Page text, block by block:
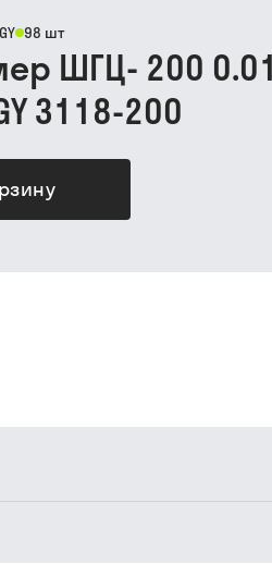
98 шт
ШГЦ- 200
3118-200